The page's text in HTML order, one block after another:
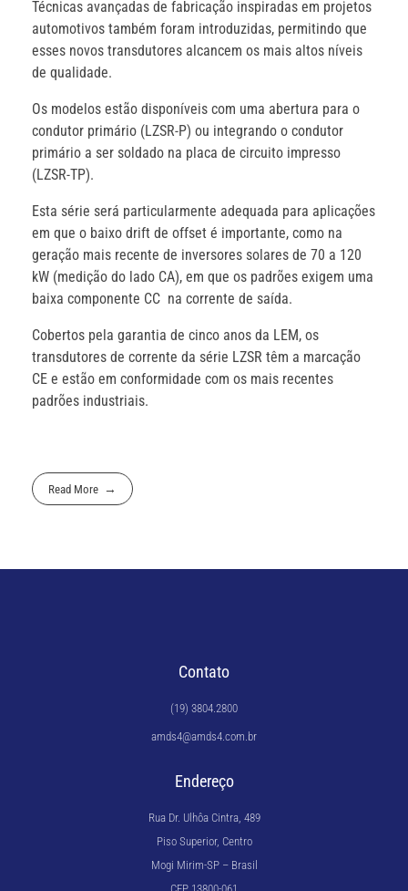
Técnicas avançadas de fabricação inspiradas em projetos
automotivos também foram introduzidas, permitindo que
esses novos transdutores alcancem os mais altos níveis
de qualidade.
Os modelos estão disponíveis com uma abertura para o
condutor primário (LZSR-P) ou integrando o condutor
primário a ser soldado na placa de circuito impresso
(LZSR-TP).
Esta série será particularmente adequada para aplicações
em que o baixo drift de offset é importante, como na
geração mais recente de inversores solares de 70 a 120
kW (medição do lado CA), em que os padrões exigem uma
baixa componente CC na corrente de saída.
Cobertos pela garantia de cinco anos da LEM, os
transdutores de corrente da série LZSR têm a marcação
CE e estão em conformidade com os mais recentes
padrões industriais.
Read More
Contato
(19) 3804.2800
amds4@amds4.com.br
Endereço
Rua Dr. Ulhôa Cintra, 489
Piso Superior, Centro
Mogi Mirim-SP – Brasil